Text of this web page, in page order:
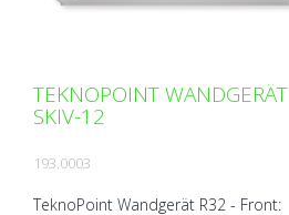
TEKNOPOINT WANDGERÄT
SKIV-12
193.0003
TeknoPoint Wandgerät R32 - Front: